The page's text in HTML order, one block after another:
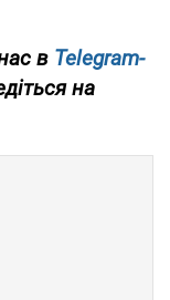
в Telegram-
на